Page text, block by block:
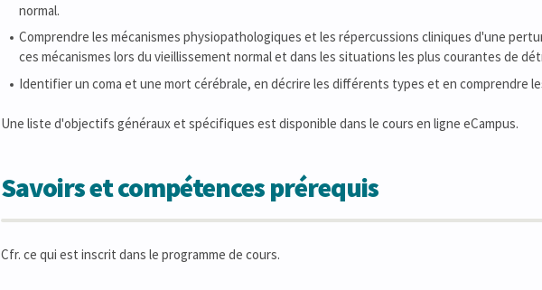
normal.
Comprendre les mécanismes physiopathologiques et les répercussions cliniques d'une
ces mécanismes lors du vieillissement normal et dans les situations les plus courantes de
Identifier un coma et une mort cérébrale, en décrire les différents types et en comprendre
Une liste d'objectifs généraux et spécifiques est disponible dans le cours en ligne eCampus.
Savoirs et compétences prérequis
Cfr. ce qui est inscrit dans le programme de cours.